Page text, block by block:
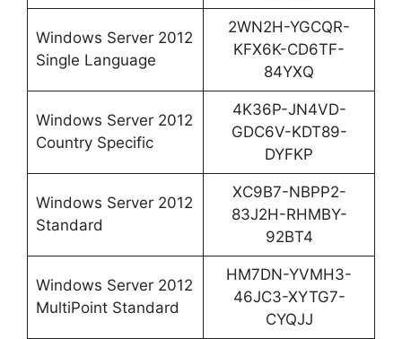
Windows Server 2012
Single Language
2WN2H-YGCQR-
KFX6K-CD6TF-
84YXQ
Windows Server 2012
Country Specific
4K36P-JN4VD-
GDC6V-KDT89-
DYFKP
Windows Server 2012
Standard
XC9B7-NBPP2-
83J2H-RHMBY-
92BT4
Windows Server 2012
MultiPoint Standard
HM7DN-YVMH3-
46JC3-XYTG7-
CYQJJ